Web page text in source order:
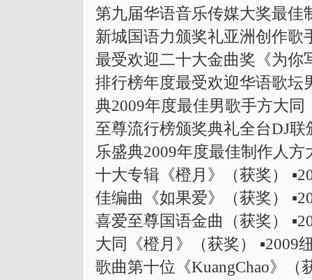
第九届华语音乐传媒大奖最佳
新城国语力颁奖礼亚洲创作歌
最受欢迎二十大金曲奖《为你
排行榜年度最受欢迎华语歌坛
典2009年度最佳男歌手方大同
至尊流行榜颁奖典礼全台DJ
乐盛典2009年度最佳制作人
十大专辑《橙月》（获奖）
佳编曲《如果爱》（获奖）
喜爱至尊国语金曲（获奖）
大同《橙月》（获奖） ▪2009
歌曲第十位《KuangChao》（